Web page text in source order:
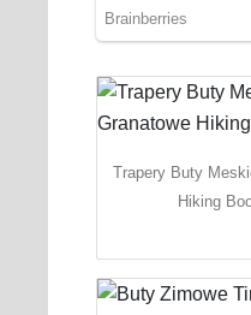
Trapery Buty
Hiking